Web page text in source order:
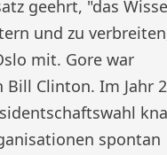
geehrt, "das
und zu
mit. Gore war
Clinton. Im Jahr
spontan